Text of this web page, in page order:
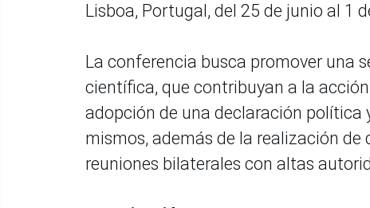
Lisboa, Portugal, del 25 de junio al 1
La conferencia busca promover una
científica, que contribuyan a la
adopción de una declaración política
mismos, además de la realización
reuniones bilaterales con altas